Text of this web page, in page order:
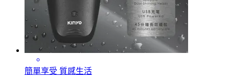
簡單享受 質感生活